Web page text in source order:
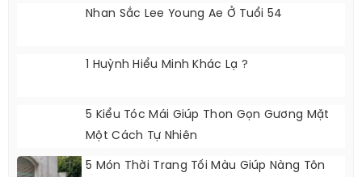
Nhan Sắc Lee Young Ae Ở Tuổi 54
1 Huỳnh Hiểu Minh Khác Lạ ?
5 Kiểu Tóc Mái Giúp Thon Gọn Gương Mặt
Một Cách Tự Nhiên
5 Món Thời Trang Tối Màu Giúp Nàng Tôn